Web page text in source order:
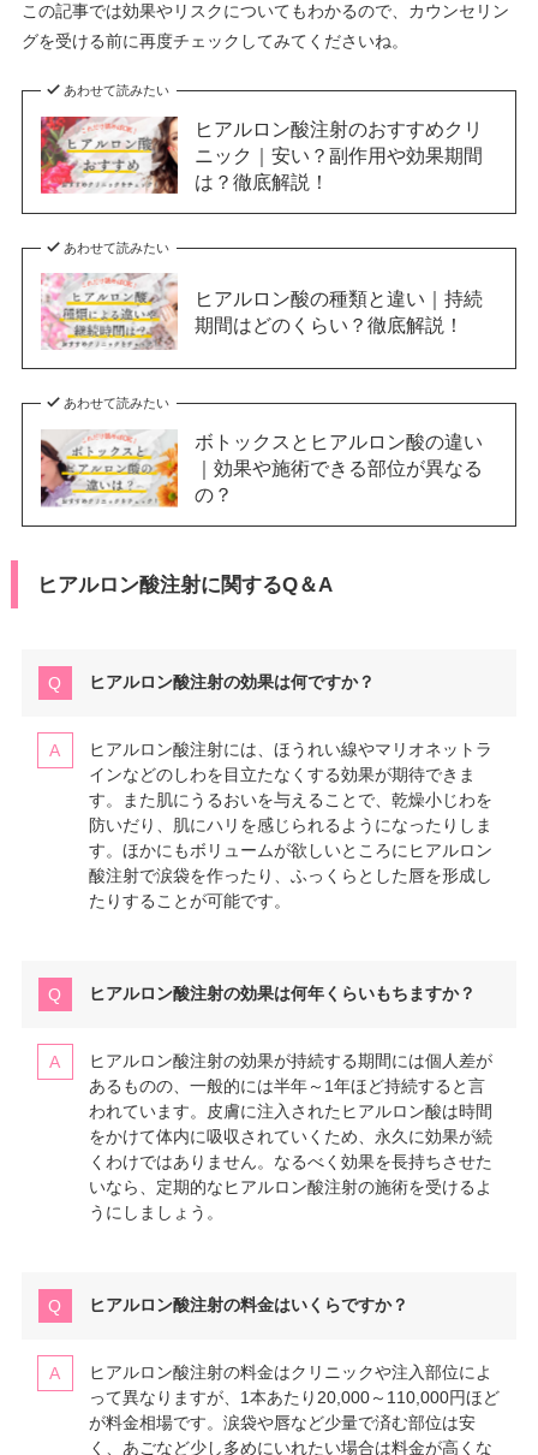
この記事では効果やリスクについてもわかるので、カウンセリン
グを受ける前に再度チェックしてみてくださいね。
あわせて読みたい
ヒアルロン酸注射のおすすめクリ
ニック｜安い？副作用や効果期間
は？徹底解説！
あわせて読みたい
ヒアルロン酸の種類と違い｜持続
期間はどのくらい？徹底解説！
あわせて読みたい
ボトックスとヒアルロン酸の違い
｜効果や施術できる部位が異なる
の？
ヒアルロン酸注射に関するQ＆A
ヒアルロン酸注射の効果は何ですか？
ヒアルロン酸注射には、ほうれい線やマリオネットラ
インなどのしわを目立たなくする効果が期待できま
す。また肌にうるおいを与えることで、乾燥小じわを
防いだり、肌にハリを感じられるようになったりしま
す。ほかにもボリュームが欲しいところにヒアルロン
酸注射で涙袋を作ったり、ふっくらとした唇を形成し
たりすることが可能です。
ヒアルロン酸注射の効果は何年くらいもちますか？
ヒアルロン酸注射の効果が持続する期間には個人差が
あるものの、一般的には半年～1年ほど持続すると言
われています。皮膚に注入されたヒアルロン酸は時間
をかけて体内に吸収されていくため、永久に効果が続
くわけではありません。なるべく効果を長持ちさせた
いなら、定期的なヒアルロン酸注射の施術を受けるよ
うにしましょう。
ヒアルロン酸注射の料金はいくらですか？
ヒアルロン酸注射の料金はクリニックや注入部位によ
って異なりますが、1本あたり20,000～110,000円ほど
が料金相場です。涙袋や唇など少量で済む部位は安
く、あごなど少し多めにいれたい場合は料金が高くな